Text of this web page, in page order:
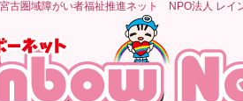
古圏域障がい者福祉推進ネット NPO法人 レイ